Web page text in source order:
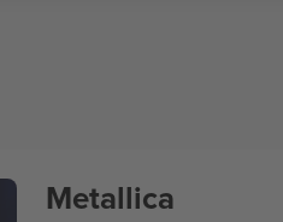
Metallica